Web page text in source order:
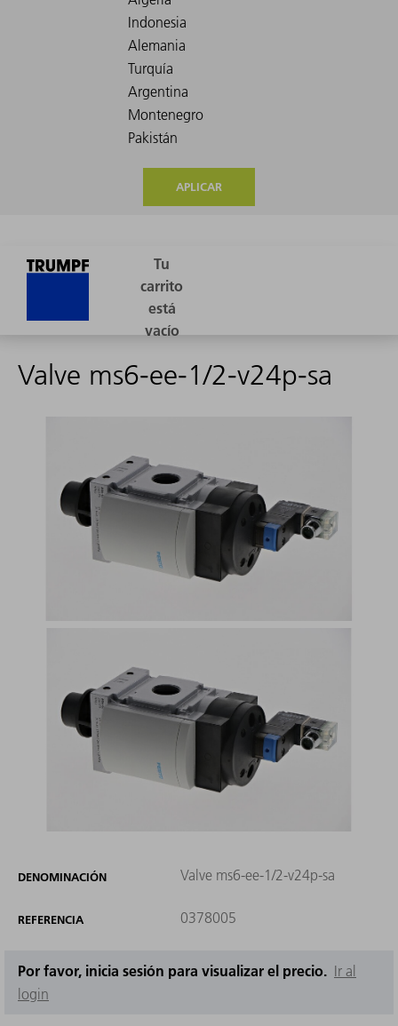
APLICAR
Valve ms6-ee-1/2-v24p-sa
DENOMINACIÓN Valve ms6-ee-1/2-v24p-sa
REFERENCIA 0378005
Por favor, inicia sesión para visualizar el precio. Ir al
login